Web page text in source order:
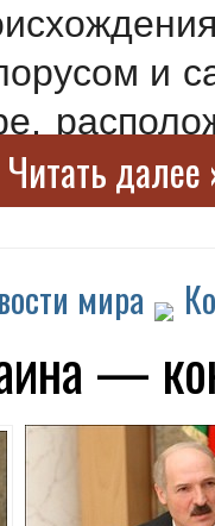
и
Читать далее
мира
—